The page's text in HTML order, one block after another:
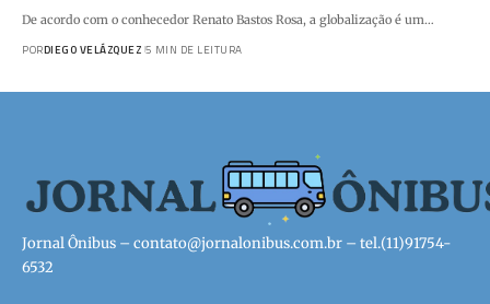
De acordo com o conhecedor Renato Bastos Rosa, a globalização é um…
PORDIEGO VELÁZQUEZ 5 MIN DE LEITURA
Jornal Ônibus – contato@jornalonibus.com.br – tel.(11)91754-
6532